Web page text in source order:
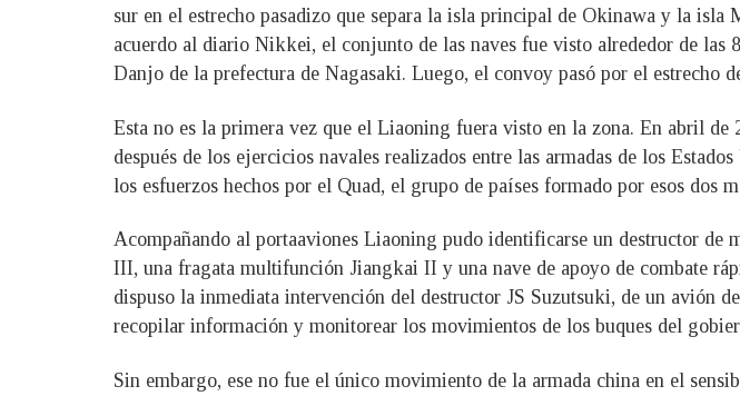
sur en el estrecho pasadizo que separa la isla principal de Okinawa y la
acuerdo al diario Nikkei, el conjunto de las naves fue visto alrededor de las
Danjo de la prefectura de Nagasaki. Luego, el convoy pasó por el
Esta no es la primera vez que el Liaoning fuera visto en la zona. En abril
después de los ejercicios navales realizados entre las armadas de los
los esfuerzos hechos por el Quad, el grupo de países formado por esos dos
Acompañando al portaaviones Liaoning pudo identificarse un destructor de
III, una fragata multifunción Jiangkai II y una nave de apoyo de combate
dispuso la inmediata intervención del destructor JS Suzutsuki, de un avión
recopilar información y monitorear los movimientos de los buques del
Sin embargo, ese no fue el único movimiento de la armada china en el